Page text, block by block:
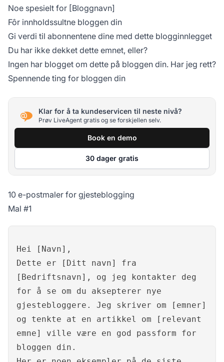
Noe spesielt for [Bloggnavn]
Fôr innholdssultne bloggen din
Gi verdi til abonnentene dine med dette blogginnlegget
Du har ikke dekket dette emnet, eller?
Ingen har blogget om dette på bloggen din. Har jeg rett?
Spennende ting for bloggen din
Klar for å ta kundeservicen til neste nivå?
Prøv LiveAgent gratis og se forskjellen selv.
Book en demo
30 dager gratis
10 e-postmaler for gjesteblogging
Mal #1
Hei [Navn],
Dette er [Ditt navn] fra
[Bedriftsnavn], og jeg kontakter deg
for å se om du aksepterer nye
gjestebloggere. Jeg skriver om [emner]
og tenkte at en artikkel om [relevant
emne] ville være en god passform for
bloggen din.